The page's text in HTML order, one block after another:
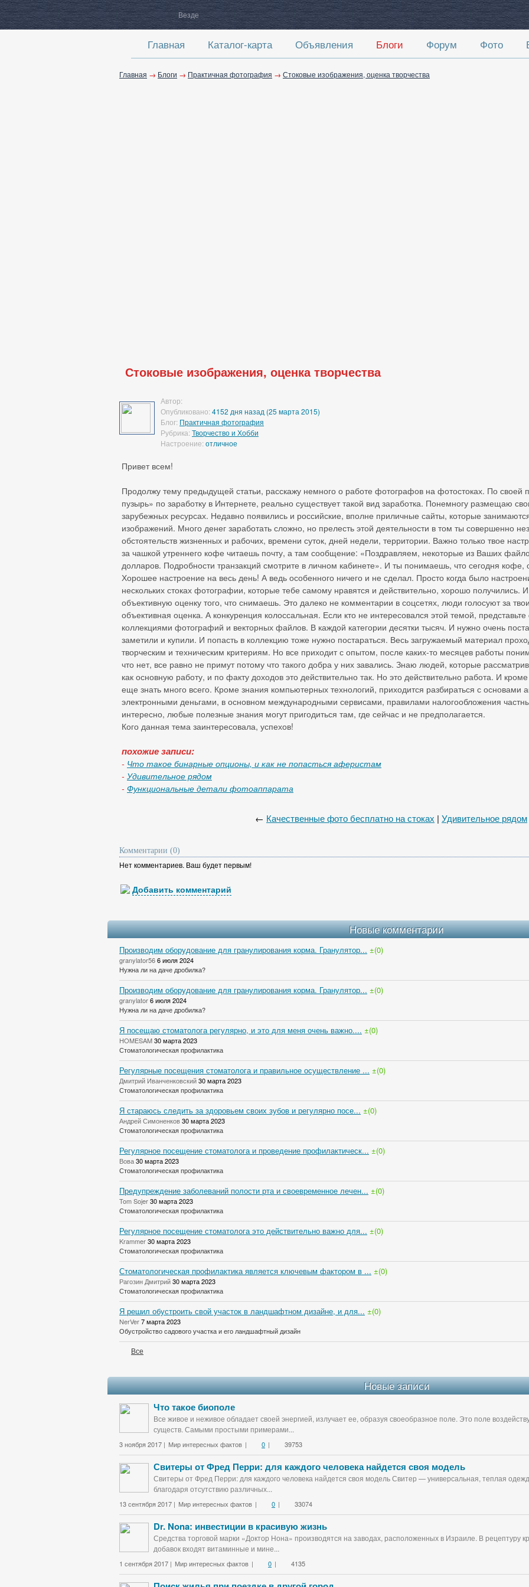
Везде
Главная Каталог-карта Объявления Блоги Форум Фото
Главная → Блоги → Практичная фотография → Стоковые изображения, оценка творчества
Стоковые изображения, оценка творчества
Автор:
Опубликовано: 4152 дня назад (25 марта 2015)
Блог: Практичная фотография
Рубрика: Творчество и Хобби
Настроение: отличное
Привет всем!
Продолжу тему предыдущей статьи, расскажу немного о работе фотографов на фотостоках. По своей
пузырь» по заработку в Интернете, реально существует такой вид заработка. Понемногу размещаю
зарубежных ресурсах. Недавно появились и российские, вполне приличные сайты, которые
изображений. Много денег заработать сложно, но прелесть этой деятельности в том ты совершенно
обстоятельств жизненных и рабочих, времени суток, дней недели, территории. Важно только твое
за чашкой утреннего кофе читаешь почту, а там сообщение: «Поздравляем, некоторые из Ваших
долларов. Подробности транзакций смотрите в личном кабинете». И ты понимаешь, что сегодня кофе,
Хорошее настроение на весь день! А ведь особенного ничего и не сделал. Просто когда было
нескольких стоках фотографии, которые тебе самому нравятся и действительно, хорошо
объективную оценку того, что снимаешь. Это далеко не комментарии в соцсетях, люди голосуют за
объективная оценка. А конкуренция колоссальная. Если кто не интересовался этой темой,
коллекциями фотографий и векторных файлов. В каждой категории десятки тысяч. И нужно очень
заметили и купили. И попасть в коллекцию тоже нужно постараться. Весь загружаемый материал
творческим и техническим критериям. Но все приходит с опытом, после каких-то месяцев работы
что нет, все равно не примут потому что такого добра у них завались. Знаю людей, которые
как основную работу, и по факту доходов это действительно так. Но это действительно работа. И
еще знать много всего. Кроме знания компьютерных технологий, приходится разбираться с основами
электронными деньгами, в основном международными сервисами, правилами налогообложения
интересно, любые полезные знания могут пригодиться там, где сейчас и не предполагается.
Кого данная тема заинтересовала, успехов!
похожие записи:
- Что такое бинарные опционы, и как не попасться аферистам
- Удивительное рядом
- Функциональные детали фотоаппарата
← Качественные фото бесплатно на стоках | Удивительное рядом
Комментарии (0)
Нет комментариев. Ваш будет первым!
Добавить комментарий
Новые комментарии
Производим оборудование для гранулирования корма. Гранулятор... ±(0)
granylator566 июля 2024
Нужна ли на даче дробилка?
Производим оборудование для гранулирования корма. Гранулятор... ±(0)
granylator6 июля 2024
Нужна ли на даче дробилка?
Я посещаю стоматолога регулярно, и это для меня очень важно.... ±(0)
HOMESAM30 марта 2023
Стоматологическая профилактика
Регулярные посещения стоматолога и правильное осуществление ... ±(0)
Дмитрий Иванченковский30 марта 2023
Стоматологическая профилактика
Я стараюсь следить за здоровьем своих зубов и регулярно посе... ±(0)
Андрей Симоненков30 марта 2023
Стоматологическая профилактика
Регулярное посещение стоматолога и проведение профилактическ... ±(0)
Вова30 марта 2023
Стоматологическая профилактика
Предупреждение заболеваний полости рта и своевременное лечен... ±(0)
Tom Sojer30 марта 2023
Стоматологическая профилактика
Регулярное посещение стоматолога это действительно важно для... ±(0)
Krammer30 марта 2023
Стоматологическая профилактика
Стоматологическая профилактика является ключевым фактором в ... ±(0)
Рагозин Дмитрий30 марта 2023
Стоматологическая профилактика
Я решил обустроить свой участок в ландшафтном дизайне, и для... ±(0)
NerVer7 марта 2023
Обустройство садового участка и его ландшафтный дизайн
Все
Новые записи
Что такое биополе
Все живое и неживое обладает своей энергией, излучает ее, образуя своеобразное поле. Это поле
существ. Самыми простыми примерами...
3 ноября 2017 | Мир интересных фактов | 0 | 39753
Свитеры от Фред Перри: для каждого человека найдется своя модель
Свитеры от Фред Перри: для каждого человека найдется своя модель Свитер — универсальная, теплая
благодаря отсутствию различных...
13 сентября 2017 | Мир интересных фактов | 0 | 33074
Dr. Nona: инвестиции в красивую жизнь
Средства торговой марки «Доктор Нона» производятся на заводах, расположенных в Израиле. В рецептуру
добавок входят витаминные и мине...
1 сентября 2017 | Мир интересных фактов | 0 | 4135